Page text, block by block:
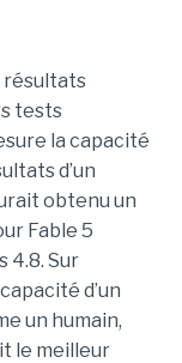
résultats
tests
la capacité
d’un
obtenu un
Fable 5
4.8. Sur
d’un
un humain,
le meilleur